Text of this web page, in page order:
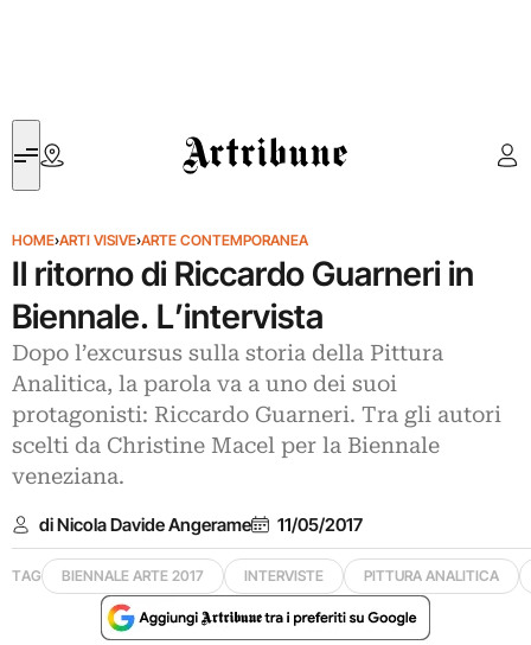
Artribune
HOME›ARTI VISIVE›ARTE CONTEMPORANEA
Il ritorno di Riccardo Guarneri in
Biennale. L’intervista
Dopo l’excursus sulla storia della Pittura
Analitica, la parola va a uno dei suoi
protagonisti: Riccardo Guarneri. Tra gli autori
scelti da Christine Macel per la Biennale
veneziana.
di Nicola Davide Angerame 11/05/2017
TAG BIENNALE ARTE 2017 INTERVISTE PITTURA ANALITICA